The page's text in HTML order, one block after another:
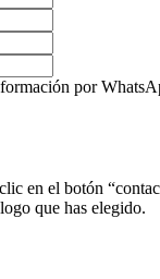
por
en el botón
que has elegido.